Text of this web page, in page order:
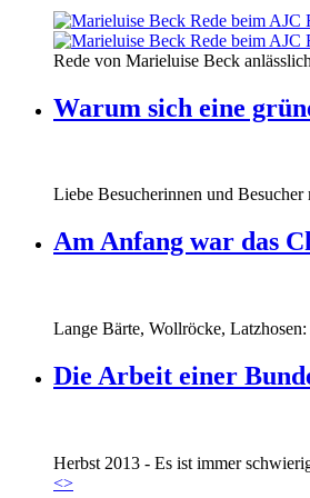
Rede von Marieluise Beck
Warum sich eine
Liebe Besucherinnen und
Am Anfang war das
Lange Bärte, Wollröcke,
Die Arbeit einer
Herbst 2013 - Es ist immer
<>